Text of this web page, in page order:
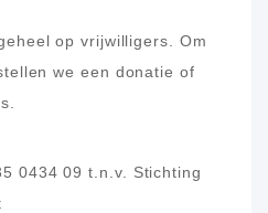
op vrijwilligers.
Om
we een donatie of
0434 09 t.n.v. Stichting